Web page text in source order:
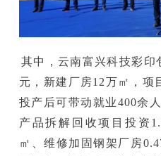
中，云南富兴科技彩印包
元，新建厂房12万㎡，项
投产后可带动就业400余
产品拆解回收项目投资
㎡、维修加固钢架厂房